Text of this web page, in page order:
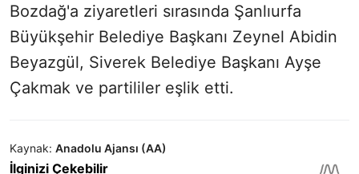
Bozdağ'a ziyaretleri sırasında Şanlıurfa
Büyükşehir Belediye Başkanı Zeynel Abidin
Beyazgül, Siverek Belediye Başkanı Ayşe
Çakmak ve partililer eşlik etti.
Kaynak: Anadolu Ajansı (AA)